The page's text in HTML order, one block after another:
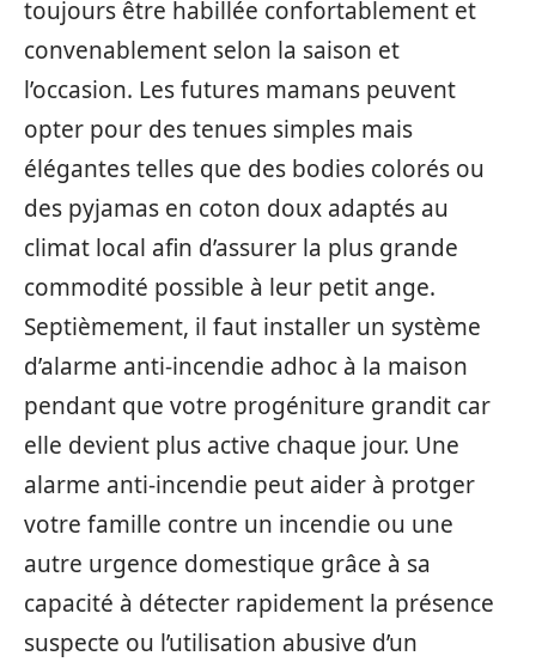
toujours être habillée confortablement et
convenablement selon la saison et
l’occasion. Les futures mamans peuvent
opter pour des tenues simples mais
élégantes telles que des bodies colorés ou
des pyjamas en coton doux adaptés au
climat local afin d’assurer la plus grande
commodité possible à leur petit ange.
Septièmement, il faut installer un système
d’alarme anti-incendie adhoc à la maison
pendant que votre progéniture grandit car
elle devient plus active chaque jour. Une
alarme anti-incendie peut aider à protger
votre famille contre un incendie ou une
autre urgence domestique grâce à sa
capacité à détecter rapidement la présence
suspecte ou l’utilisation abusive d’un